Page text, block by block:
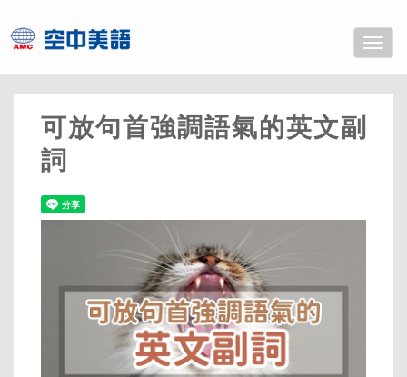
Toggle
可放句首強調語氣的英文副
詞